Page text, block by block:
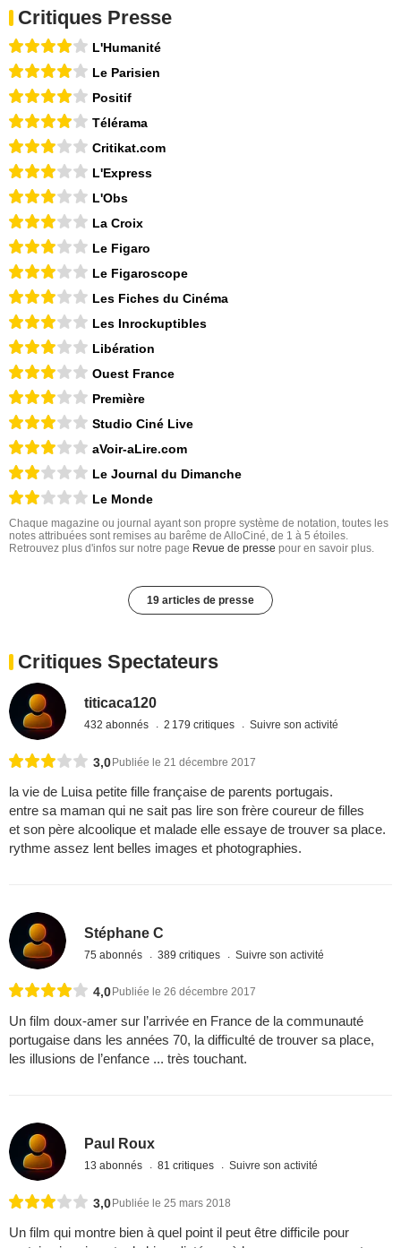
Critiques Presse
L'Humanité
Le Parisien
Positif
Télérama
Critikat.com
L'Express
L'Obs
La Croix
Le Figaro
Le Figaroscope
Les Fiches du Cinéma
Les Inrockuptibles
Libération
Ouest France
Première
Studio Ciné Live
aVoir-aLire.com
Le Journal du Dimanche
Le Monde
Chaque magazine ou journal ayant son propre système de notation, toutes les
notes attribuées sont remises au barême de AlloCiné, de 1 à 5 étoiles.
Retrouvez plus d'infos sur notre page Revue de presse pour en savoir plus.
19 articles de presse
Critiques Spectateurs
titicaca120
432 abonnés 2 179 critiques Suivre son activité
3,0 Publiée le 21 décembre 2017
la vie de Luisa petite fille française de parents portugais.
entre sa maman qui ne sait pas lire son frère coureur de filles
et son père alcoolique et malade elle essaye de trouver sa place.
rythme assez lent belles images et photographies.
Stéphane C
75 abonnés 389 critiques Suivre son activité
4,0 Publiée le 26 décembre 2017
Un film doux-amer sur l’arrivée en France de la communauté
portugaise dans les années 70, la difficulté de trouver sa place,
les illusions de l’enfance ... très touchant.
Paul Roux
13 abonnés 81 critiques Suivre son activité
3,0Publiée le 25 mars 2018
Un film qui montre bien à quel point il peut être difficile pour